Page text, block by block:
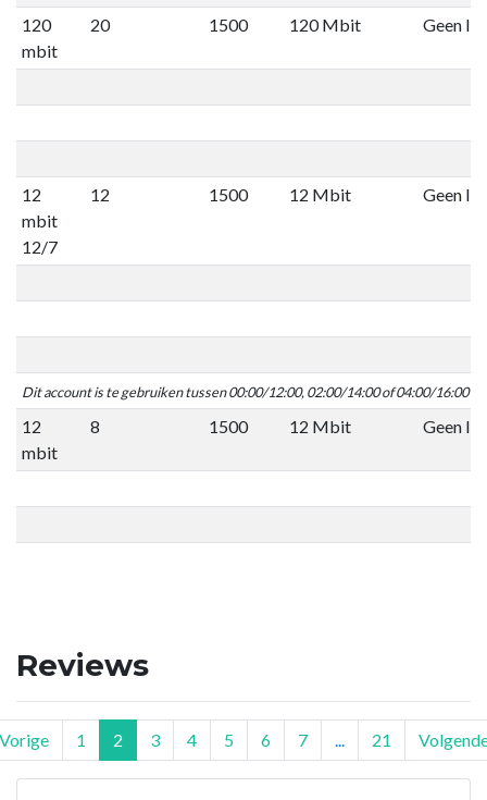
120
mbit
20 1500 120 Mbit Geen
12
mbit
12/7
12 1500 12 Mbit Geen
Dit account is te gebruiken tussen 00:00/12:00, 02:00/14:00 of 04:00/16:00
12
mbit
8 1500 12 Mbit Geen
Reviews
1 2 3 4 5 6 7 21